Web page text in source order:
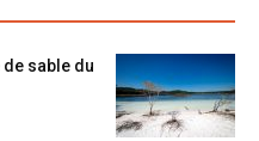
sable du